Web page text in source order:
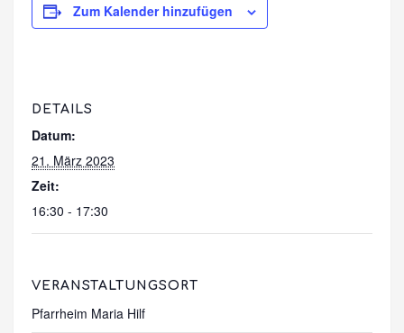
Zum Kalender hinzufügen
DETAILS
Datum:
21. März 2023
Zeit:
16:30 - 17:30
VERANSTALTUNGSORT
Pfarrheim Maria Hilf